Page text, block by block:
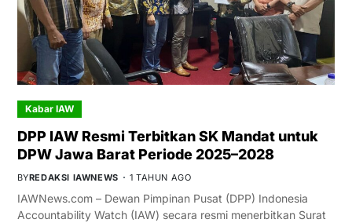
Kabar IAW
DPP IAW Resmi Terbitkan SK Mandat untuk
DPW Jawa Barat Periode 2025–2028
BYREDAKSI IAWNEWS 1 TAHUN AGO
IAWNews.com – Dewan Pimpinan Pusat (DPP) Indonesia
Accountability Watch (IAW) secara resmi menerbitkan Surat